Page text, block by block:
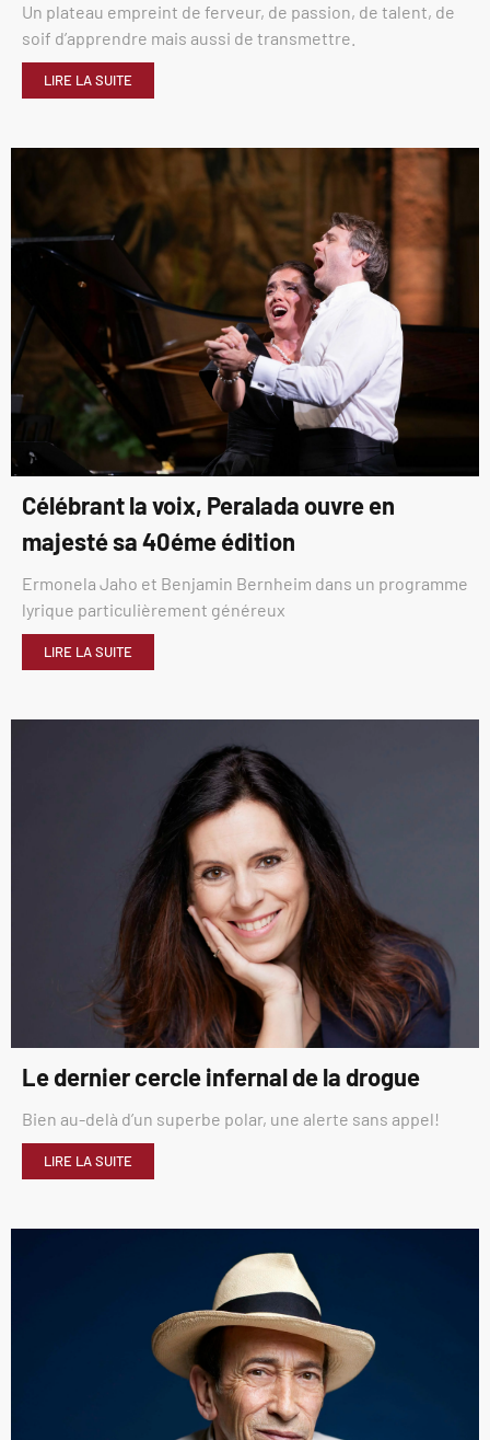
Un plateau empreint de ferveur, de passion, de talent, de
soif d’apprendre mais aussi de transmettre.
LIRE LA SUITE
Célébrant la voix, Peralada ouvre en
majesté sa 40éme édition
Ermonela Jaho et Benjamin Bernheim dans un programme
lyrique particulièrement généreux
LIRE LA SUITE
Le dernier cercle infernal de la drogue
Bien au-delà d’un superbe polar, une alerte sans appel!
LIRE LA SUITE